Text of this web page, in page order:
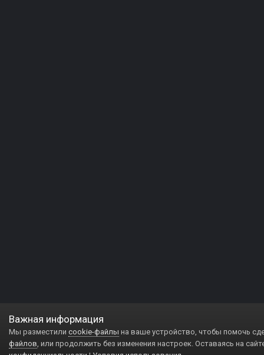
Важная информация
Мы разместили cookie-файлы на ваше устройство, чтобы помочь
файлов, или продолжить без изменения настроек. Оставаясь на